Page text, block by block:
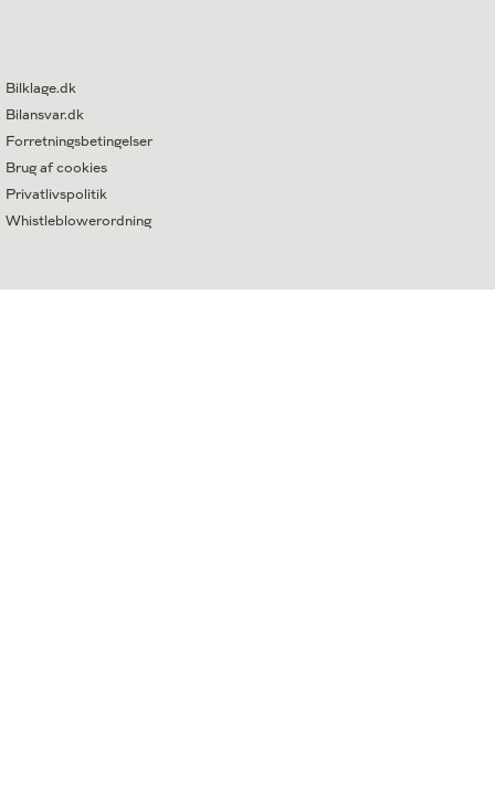
Bilklage.dk
Bilansvar.dk
Forretningsbetingelser
Brug af cookies
Privatlivspolitik
Whistleblowerordning